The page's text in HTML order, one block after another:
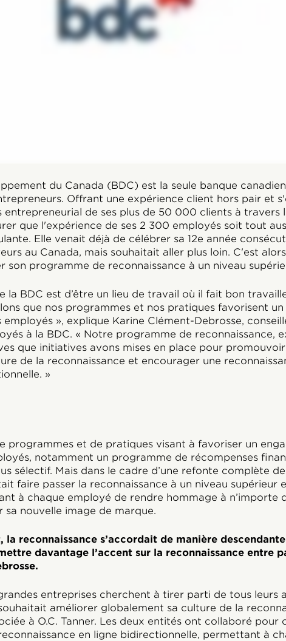
du Canada (BDC) est la seule banque
Offrant une expérience client hors pair et
de ses plus de 50 000 clients à travers
que l'expérience de ses 2 300 employés soit tout
Elle venait déjà de célébrer sa 12e année
au Canada, mais souhaitait aller plus loin. C'est
son programme de reconnaissance à un niveau
la BDC est d’être un lieu de travail où il fait bon
que nos programmes et nos pratiques favorisent
», explique Karine Clément-Debrosse,
à la BDC. « Notre programme de reconnaissance,
que initiatives avons mises en place pour
de la reconnaissance et encourager une
»
programmes et de pratiques visant à favoriser un
notamment un programme de récompenses
sélectif. Mais dans le cadre d’une refonte complète
faire passer la reconnaissance à un niveau supérieur
à chaque employé de rendre hommage à n’importe
nouvelle image de marque.
reconnaissance s’accordait de manière
davantage l’accent sur la reconnaissance entre
entreprises cherchent à tirer parti de tous leurs
améliorer globalement sa culture de la
à O.C. Tanner. Les deux entités ont collaboré pour
en ligne bidirectionnelle, permettant à